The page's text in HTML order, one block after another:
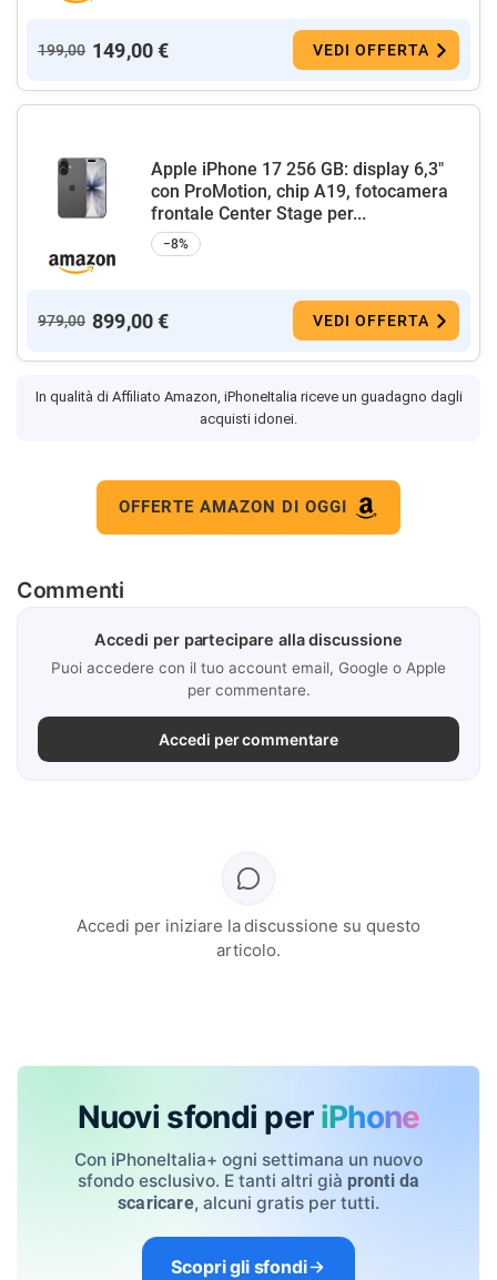
199,00 149,00 € VEDI OFFERTA
Apple iPhone 17 256 GB: display 6,3"
con ProMotion, chip A19, fotocamera
frontale Center Stage per...
−8%
979,00 899,00 € VEDI OFFERTA
In qualità di Affiliato Amazon, iPhoneItalia riceve un guadagno dagli
acquisti idonei.
OFFERTE AMAZON DI OGGI
Commenti
Accedi per partecipare alla discussione
Puoi accedere con il tuo account email, Google o Apple
per commentare.
Accedi per commentare
Accedi per iniziare la discussione su questo
articolo.
Nuovi sfondi per iPhone
Con iPhoneItalia+ ogni settimana un nuovo
sfondo esclusivo. E tanti altri già pronti da
scaricare, alcuni gratis per tutti.
Scopri gli sfondi